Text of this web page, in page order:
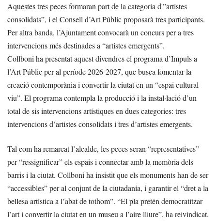
Aquestes tres peces formaran part de la categoria d'”artistes
consolidats”, i el Consell d’Art Públic proposarà tres participants.
Per altra banda, l’Ajuntament convocarà un concurs per a tres
intervencions més destinades a “artistes emergents”.
Collboni ha presentat aquest divendres el programa d’Impuls a
l’Art Públic per al període 2026-2027, que busca fomentar la
creació contemporània i convertir la ciutat en un “espai cultural
viu”. El programa contempla la producció i la instal·lació d’un
total de sis intervencions artístiques en dues categories: tres
intervencions d’artistes consolidats i tres d’artistes emergents.
Tal com ha remarcat l’alcalde, les peces seran “representatives”
per “ressignificar” els espais i connectar amb la memòria dels
barris i la ciutat. Collboni ha insistit que els monuments han de ser
“accessibles” per al conjunt de la ciutadania, i garantir el “dret a la
bellesa artística a l’abat de tothom”. “El pla pretén democratitzar
l’art i convertir la ciutat en un museu a l’aire lliure”, ha reivindicat.